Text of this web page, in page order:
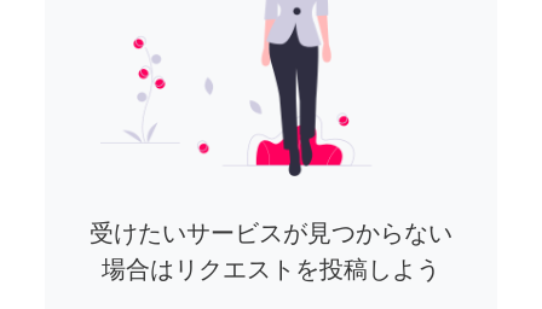
受けたいサービスが見つからない
場合はリクエストを投稿しよう